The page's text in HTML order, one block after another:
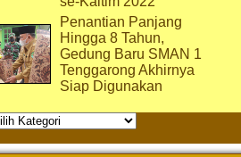
Penantian Panjang
Hingga 8 Tahun,
Gedung Baru SMAN 1
Tenggarong Akhirnya
Siap Digunakan